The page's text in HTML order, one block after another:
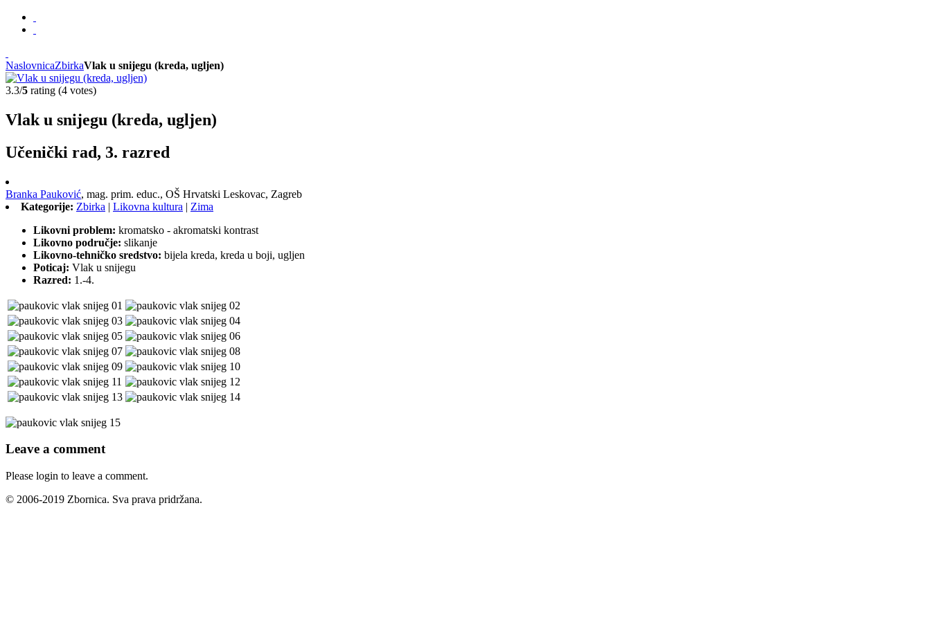
NaslovnicaZbirkaVlak u snijegu (kreda, ugljen)
3.3/5 rating (4 votes)
Vlak u snijegu (kreda, ugljen)
Učenički rad, 3. razred
Branka Pauković, mag. prim. educ., OŠ Hrvatski Leskovac, Zagreb
Kategorije: Zbirka | Likovna kultura | Zima
Likovni problem: kromatsko - akromatski kontrast
Likovno područje: slikanje
Likovno-tehničko sredstvo: bijela kreda, kreda u boji, ugljen
Poticaj: Vlak u snijegu
Razred: 1.-4.
Leave a comment
Please login to leave a comment.
© 2006-2019 Zbornica. Sva prava pridržana.